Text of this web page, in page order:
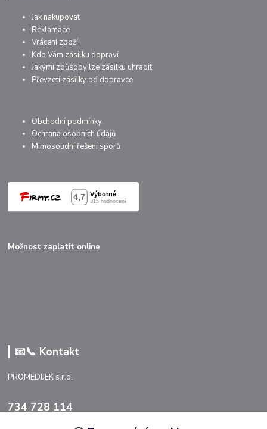
Jak nakupovat
Reklamace
Vrácení zboží
Kdo Vám zásilku dopraví
Jakými způsoby lze zásilku uhradit
Převzetí zásilky od dopravce
Obchodní podmínky
Ochrana osobních údajů
Mimosoudní řešení sporů
Možnost zaplatit online
📧📞 Kontakt
PROMEDIJEK s.r.o.
734 728 114